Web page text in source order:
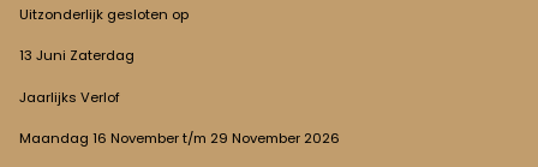
Uitzonderlijk gesloten op
13 Juni Zaterdag
Jaarlijks Verlof
Maandag 16 November t/m 29 November 2026